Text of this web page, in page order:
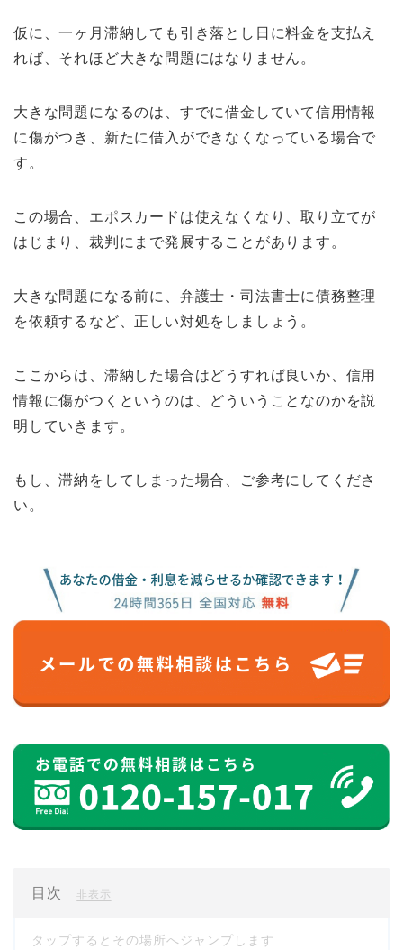
仮に、一ヶ月滞納しても引き落とし日に料金を支払え
れば、それほど大きな問題にはなりません。
大きな問題になるのは、すでに借金していて信用情報
に傷がつき、新たに借入ができなくなっている場合で
す。
この場合、エポスカードは使えなくなり、取り立てが
はじまり、裁判にまで発展することがあります。
大きな問題になる前に、弁護士・司法書士に債務整理
を依頼するなど、正しい対処をしましょう。
ここからは、滞納した場合はどうすれば良いか、信用
情報に傷がつくというのは、どういうことなのかを説
明していきます。
もし、滞納をしてしまった場合、ご参考にしてくださ
い。
目次 非表示